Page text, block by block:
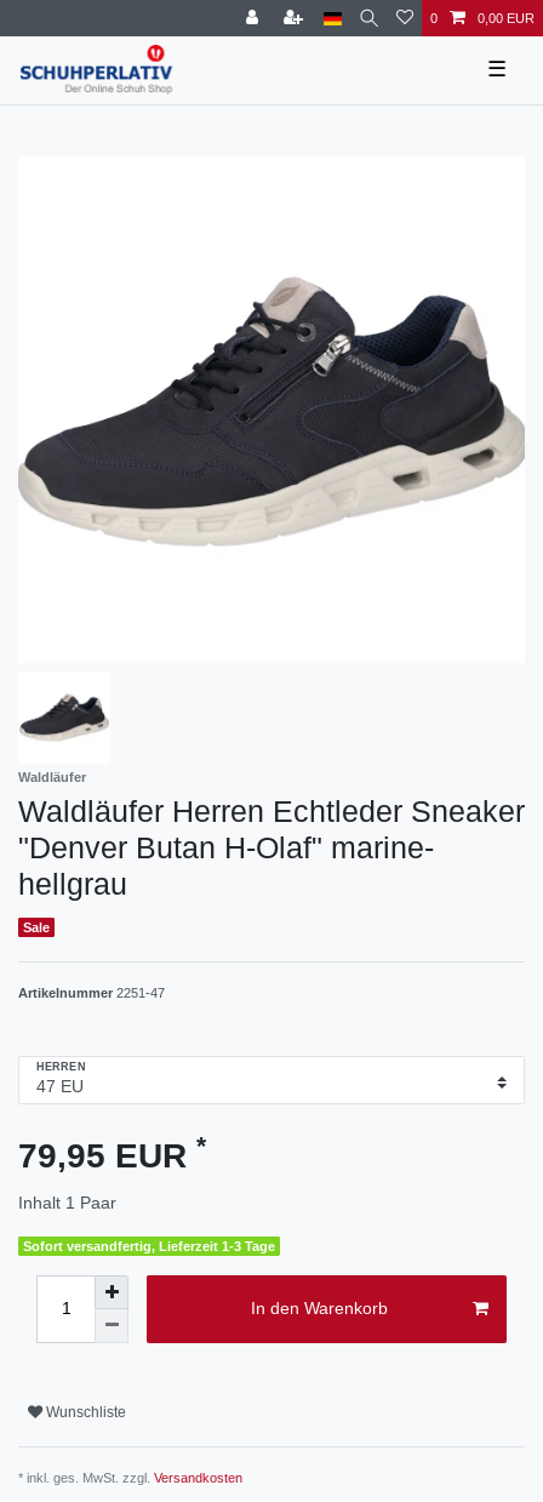
0 0,00 EUR
☰
Waldläufer
Waldläufer Herren Echtleder Sneaker
"Denver Butan H-Olaf" marine-
hellgrau
Sale
Artikelnummer 2251-47
HERREN
79,95 EUR *
Inhalt 1 Paar
Sofort versandfertig, Lieferzeit 1-3 Tage
In den Warenkorb
Wunschliste
* inkl. ges. MwSt. zzgl. Versandkosten